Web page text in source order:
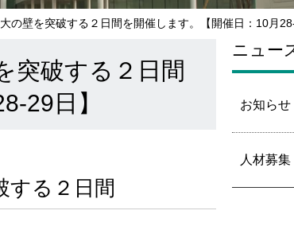
の壁を突破する２日間を開催します。【開催日：10月28-
突破する２日間
29日】
する２日間
ニュー
お知らせ
人材募集